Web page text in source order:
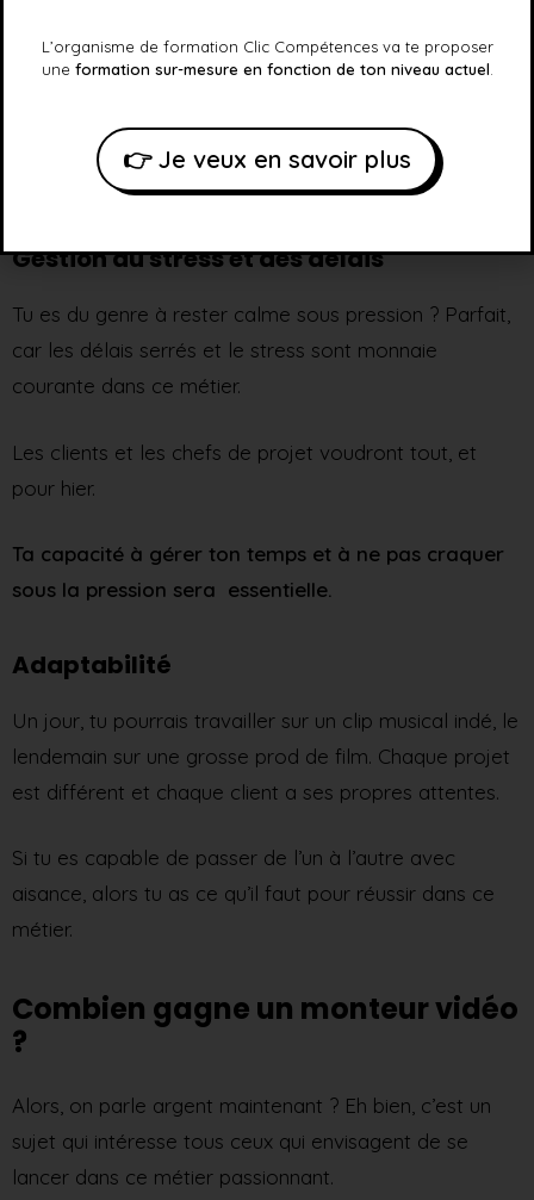
passionnante.
heures à ajuster une seule transition ou à chercher la
prise parfaite.
Gestion du stress et des délais
Tu es du genre à rester calme sous pression ? Parfait,
car les délais serrés et le stress sont monnaie
courante dans ce métier.
Les clients et les chefs de projet voudront tout, et
pour hier.
Ta capacité à gérer ton temps et à ne pas craquer
sous la pression sera essentielle.
Adaptabilité
Un jour, tu pourrais travailler sur un clip musical indé, le
lendemain sur une grosse prod de film. Chaque projet
est différent et chaque client a ses propres attentes.
Si tu es capable de passer de l’un à l’autre avec
aisance, alors tu as ce qu’il faut pour réussir dans ce
métier.
Combien gagne un monteur vidéo
?
Alors, on parle argent maintenant ? Eh bien, c’est un
sujet qui intéresse tous ceux qui envisagent de se
lancer dans ce métier passionnant.
L’organisme de formation Clic Compétences va te proposer
une formation sur-mesure en fonction de ton niveau actuel
👉 Je veux en savoir plus